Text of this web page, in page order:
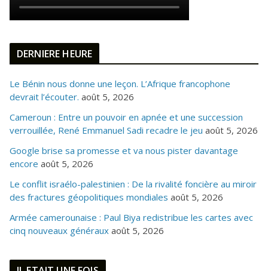
DERNIERE HEURE
Le Bénin nous donne une leçon. L’Afrique francophone
devrait l’écouter. août 5, 2026
Cameroun : Entre un pouvoir en apnée et une succession
verrouillée, René Emmanuel Sadi recadre le jeu août 5, 2026
Google brise sa promesse et va nous pister davantage
encore août 5, 2026
Le conflit israélo-palestinien : De la rivalité foncière au miroir
des fractures géopolitiques mondiales août 5, 2026
Armée camerounaise : Paul Biya redistribue les cartes avec
cinq nouveaux généraux août 5, 2026